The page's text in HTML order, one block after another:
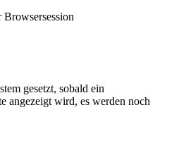
Browsersession
gesetzt, sobald ein
angezeigt wird, es werden noch